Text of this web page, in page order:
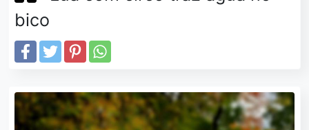
bico